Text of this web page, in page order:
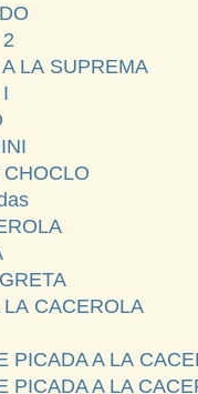
LA SUPREMA
LA CACEROLA
PICADA A LA
PICADA A LA